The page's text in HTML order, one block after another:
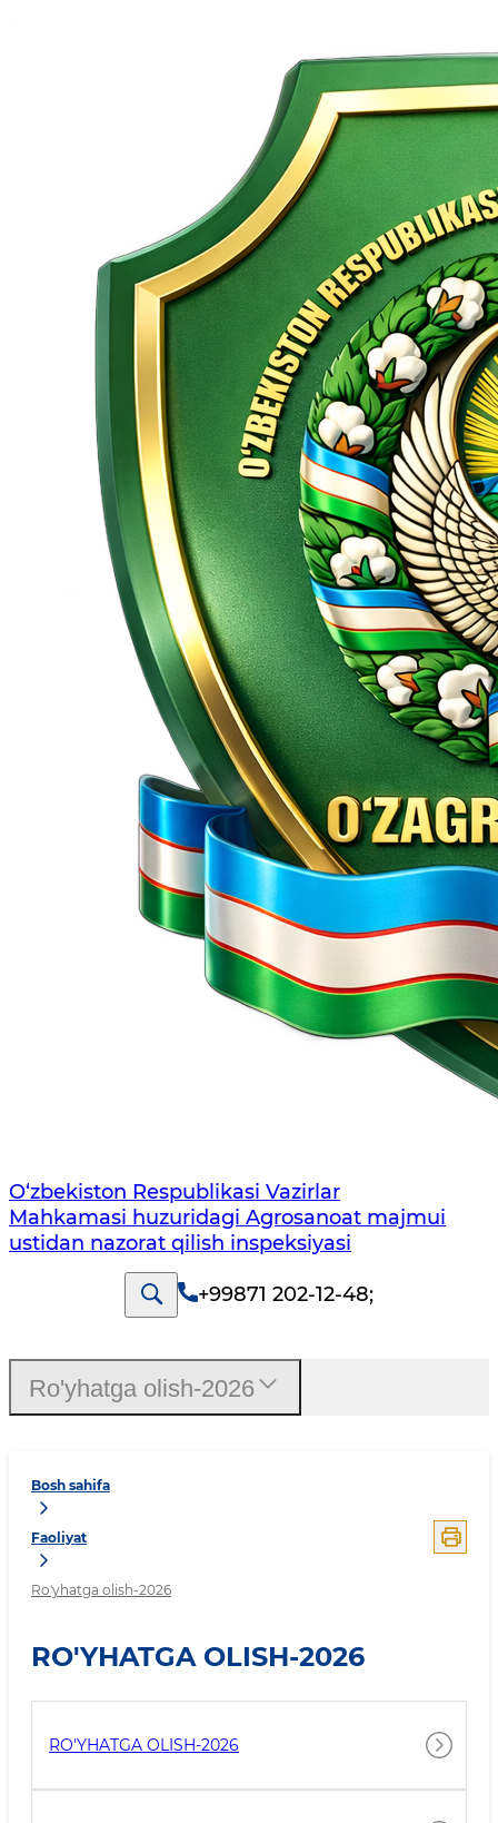
O‘zbekiston Respublikasi Vazirlar
Mahkamasi huzuridagi Agrosanoat majmui
ustidan nazorat qilish inspeksiyasi
+99871 202-12-48;
Bosh sahifa
Faoliyat
Ro'yhatga olish-2026
RO'YHATGA OLISH-2026
RO'YHATGA OLISH-2026
Ro'yhatga olish-2026